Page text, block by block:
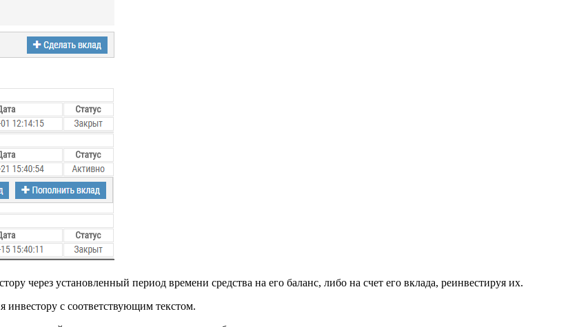
через установленный период времени средства на его баланс, либо на счет его вклада, реинвестируя их.
инвестору с соответствующим текстом.